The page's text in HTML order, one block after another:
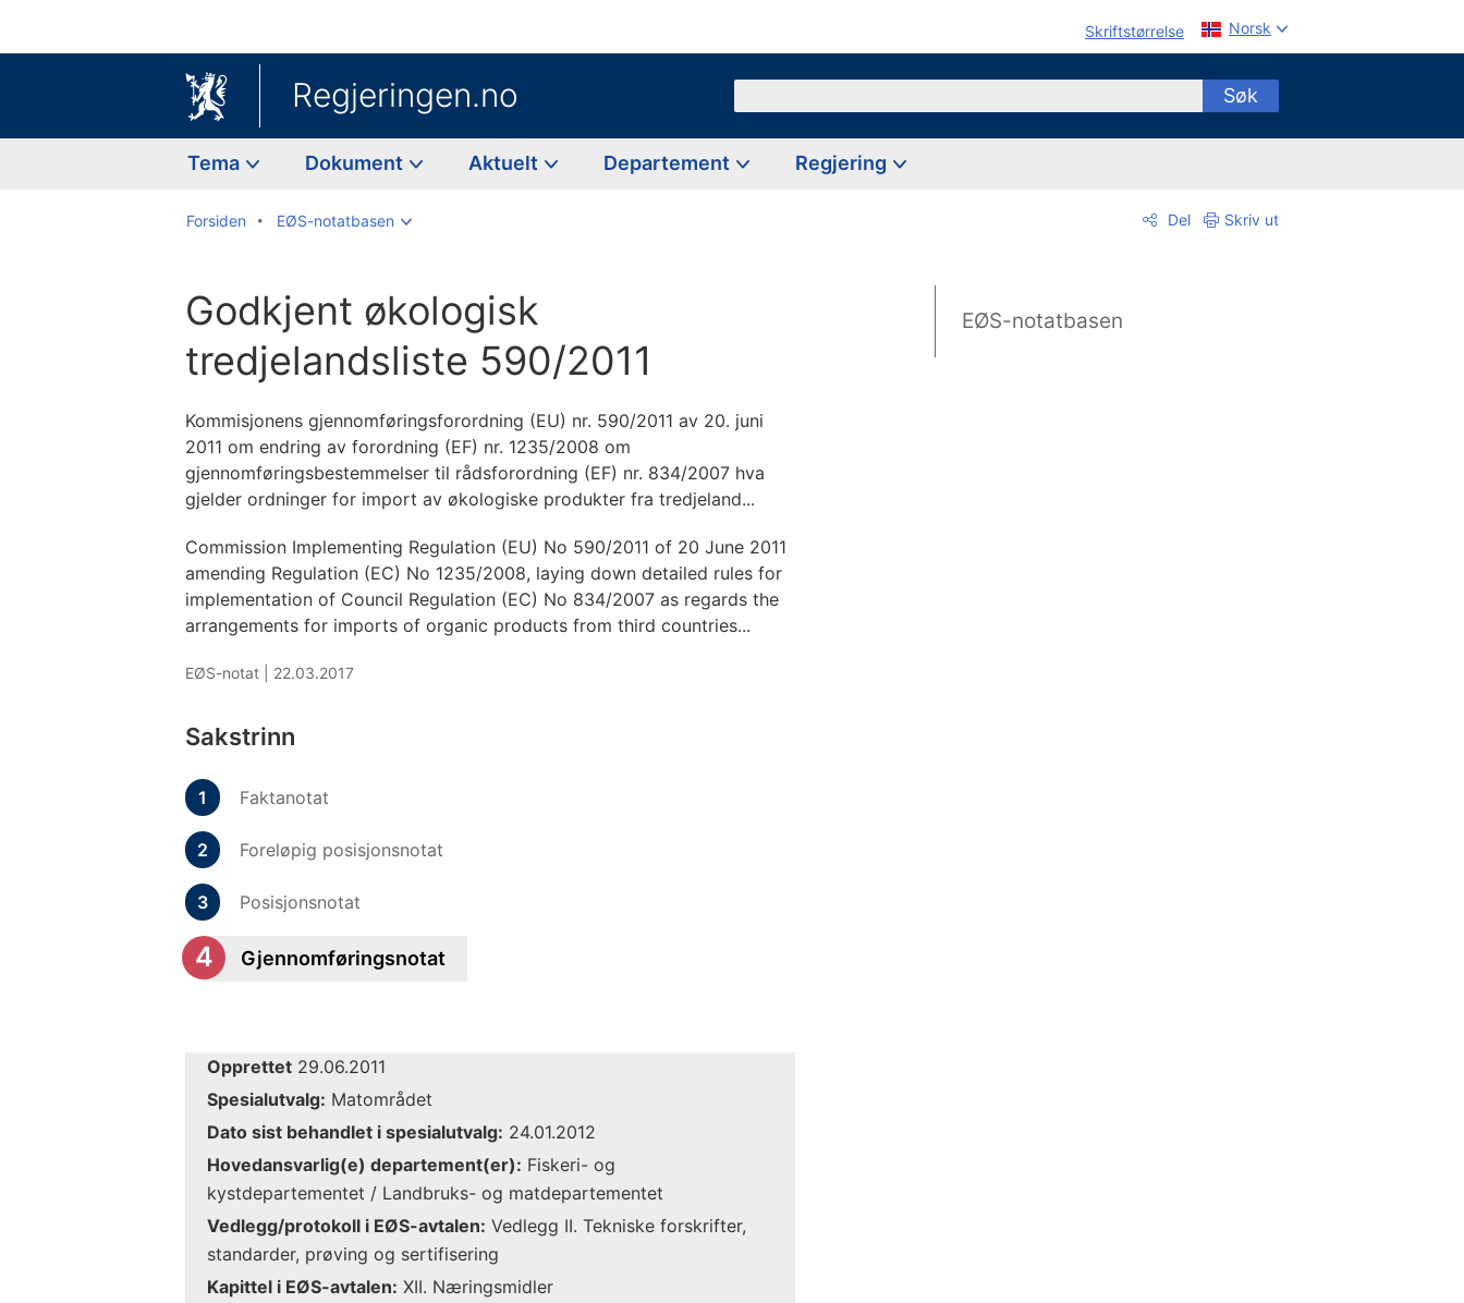
Skriftstørrelse Norsk
Regjeringen.no Søk
Tema Dokument Aktuelt Departement Regjering
Forsiden EØS-notatbasen Del Skriv ut
Godkjent økologisk
tredjelandsliste 590/2011
Kommisjonens gjennomføringsforordning (EU) nr. 590/2011 av 20. juni
2011 om endring av forordning (EF) nr. 1235/2008 om
gjennomføringsbestemmelser til rådsforordning (EF) nr. 834/2007 hva
gjelder ordninger for import av økologiske produkter fra tredjeland...
Commission Implementing Regulation (EU) No 590/2011 of 20 June 2011
amending Regulation (EC) No 1235/2008, laying down detailed rules for
implementation of Council Regulation (EC) No 834/2007 as regards the
arrangements for imports of organic products from third countries...
EØS-notat | 22.03.2017
Sakstrinn
Faktanotat
Foreløpig posisjonsnotat
Posisjonsnotat
Gjennomføringsnotat
Opprettet 29.06.2011
Spesialutvalg: Matområdet
Dato sist behandlet i spesialutvalg: 24.01.2012
Hovedansvarlig(e) departement(er): Fiskeri- og
kystdepartementet / Landbruks- og matdepartementet
Vedlegg/protokoll i EØS-avtalen: Vedlegg II. Tekniske forskrifter,
standarder, prøving og sertifisering
Kapittel i EØS-avtalen: XII. Næringsmidler
EØS-notatbasen